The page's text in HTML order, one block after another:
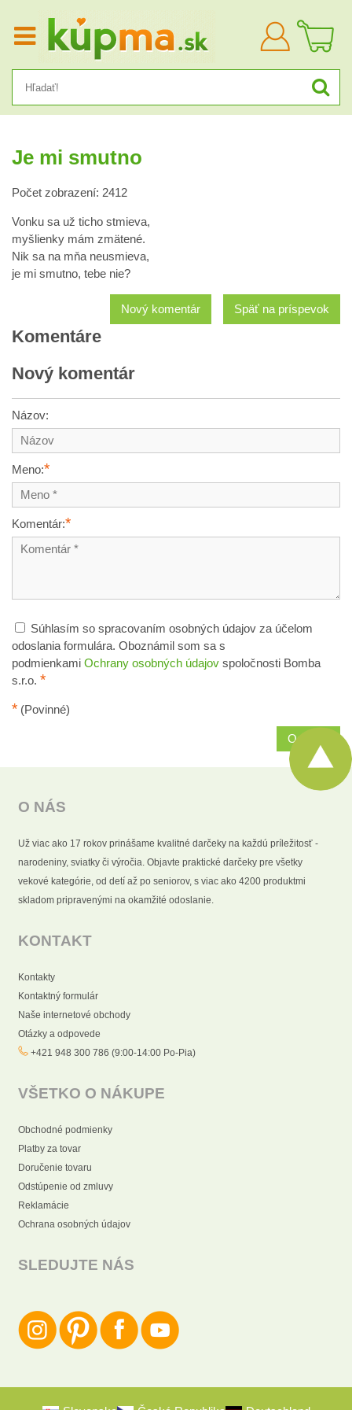
Prihlásiť
sa
Je mi smutno
Počet zobrazení: 2412
Vonku sa už ticho stmieva,
myšlienky mám zmätené.
Nik sa na mňa neusmieva,
je mi smutno, tebe nie?
Späť na príspevok
Nový komentár
Komentáre
Nový komentár
Názov:
Meno:*
Komentár:*
Súhlasím so spracovaním osobných údajov za účelom
odoslania formulára. Oboznámil som sa s
podmienkami Ochrany osobných údajov spoločnosti Bomba
s.r.o. *
* (Povinné)
Odoslať
O NÁS
Už viac ako 17 rokov prinášame kvalitné darčeky na každú príležitosť -
narodeniny, sviatky či výročia. Objavte praktické darčeky pre všetky
vekové kategórie, od detí až po seniorov, s viac ako 4200 produktmi
skladom pripravenými na okamžité odoslanie.
KONTAKT
Kontakty
Kontaktný formulár
Naše internetové obchody
Otázky a odpovede
+421 948 300 786 (9:00-14:00 Po-Pia)
VŠETKO O NÁKUPE
Obchodné podmienky
Platby za tovar
Doručenie tovaru
Odstúpenie od zmluvy
Reklamácie
Ochrana osobných údajov
SLEDUJTE NÁS